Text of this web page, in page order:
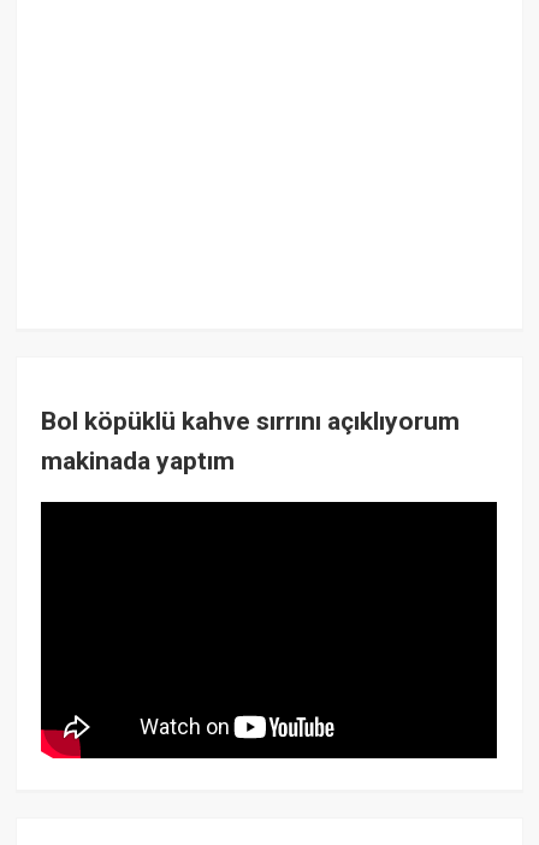
Bol köpüklü kahve sırrını açıklıyorum
makinada yaptım